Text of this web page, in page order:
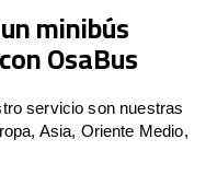
minibús
OsaBus
servicio son nuestras
Asia, Oriente Medio,